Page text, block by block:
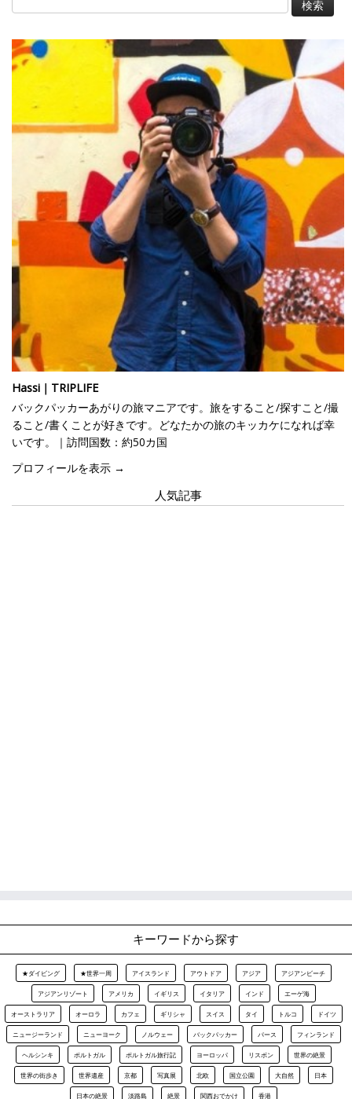
索:
Hassi｜TRIPLIFE
バックパッカーあがりの旅マニアです。旅をすること/探すこと/撮
ること/書くことが好きです。どなたかの旅のキッカケになれば幸
いです。｜訪問国数：約50カ国
プロフィールを表示 →
人気記事
キーワードから探す
★ダイビング ★世界一周 アイスランド アウトドア アジア アジアンビーチ
アジアンリゾート アメリカ イギリス イタリア インド エーゲ海
オーストラリア オーロラ カフェ ギリシャ スイス タイ トルコ ドイツ
ニュージーランド ニューヨーク ノルウェー バックパッカー パース フィンランド
ヘルシンキ ポルトガル ポルトガル旅行記 ヨーロッパ リスボン 世界の絶景
世界の街歩き 世界遺産 京都 写真展 北欧 国立公園 大自然 日本
日本の絶景 淡路島 絶景 関西おでかけ 香港